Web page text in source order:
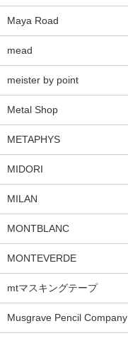
Maya Road
mead
meister by point
Metal Shop
METAPHYS
MIDORI
MILAN
MONTBLANC
MONTEVERDE
mtマスキングテープ
Musgrave Pencil Company